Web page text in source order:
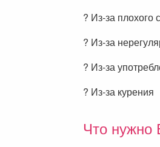
? Из-за плохого
? Из-за
? Из-за
? Из-за курения
Что нужно